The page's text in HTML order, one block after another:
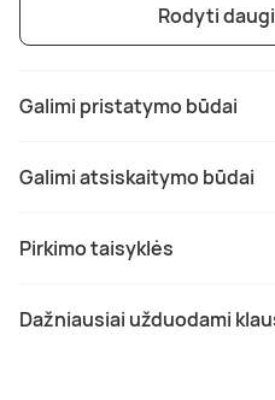
Galimi pristatymo būdai
Galimi atsiskaitymo būdai
Pirkimo taisyklės
Dažniausiai užduodami
Rodyti